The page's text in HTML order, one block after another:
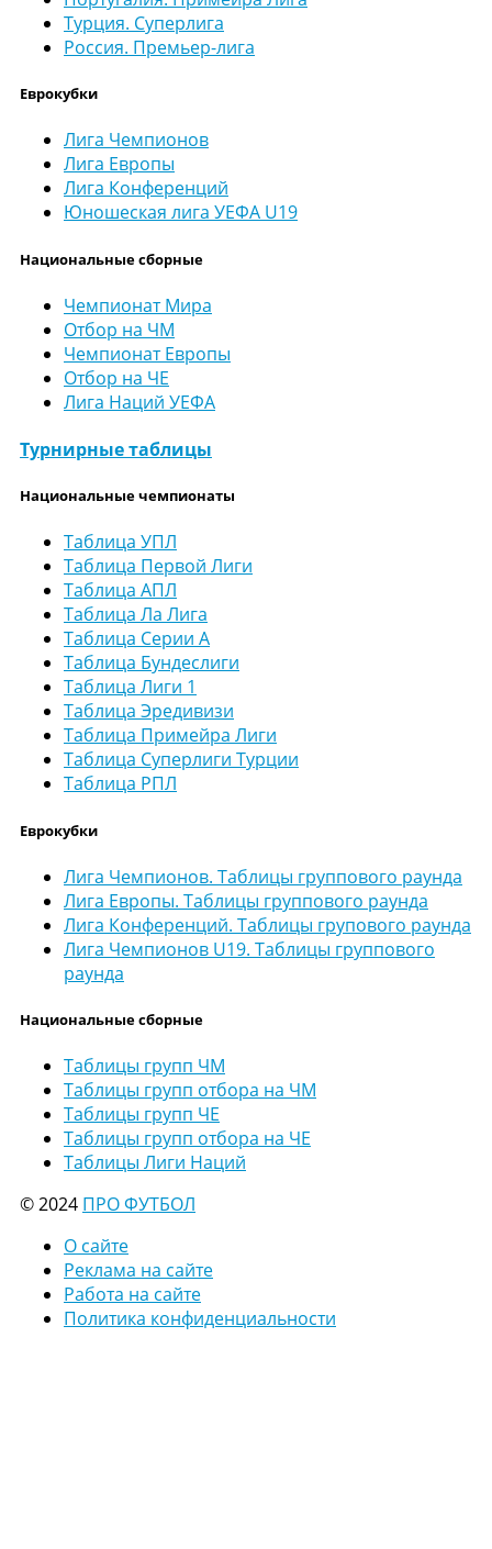
Турция. Суперлига
Россия. Премьер-лига
Еврокубки
Лига Чемпионов
Лига Европы
Лига Конференций
Юношеская лига УЕФА U19
Национальные сборные
Чемпионат Мира
Отбор на ЧМ
Чемпионат Европы
Отбор на ЧЕ
Лига Наций УЕФА
Турнирные таблицы
Национальные чемпионаты
Таблица УПЛ
Таблица Первой Лиги
Таблица АПЛ
Таблица Ла Лига
Таблица Серии А
Таблица Бундеслиги
Таблица Лиги 1
Таблица Эредивизи
Таблица Примейра Лиги
Таблица Суперлиги Турции
Таблица РПЛ
Еврокубки
Лига Чемпионов. Таблицы группового раунда
Лига Европы. Таблицы группового раунда
Лига Конференций. Таблицы групового раунда
Лига Чемпионов U19. Таблицы группового
раунда
Национальные сборные
Таблицы групп ЧМ
Таблицы групп отбора на ЧМ
Таблицы групп ЧЕ
Таблицы групп отбора на ЧЕ
Таблицы Лиги Наций
© 2024 ПРО ФУТБОЛ
О сайте
Реклама на сайте
Работа на сайте
Политика конфиденциальности